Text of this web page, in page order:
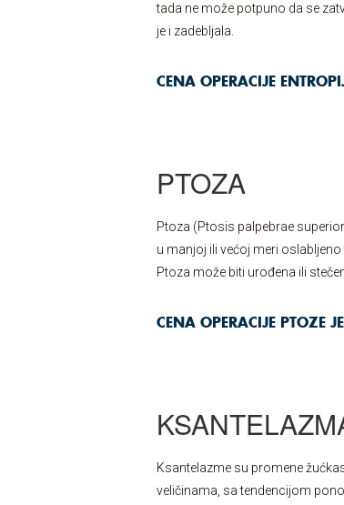
tada ne može potpuno da se
je i zadebljala.
CENA OPERACIJE
PTOZA
Ptoza (Ptosis palpebrae
u manjoj ili većoj meri
Ptoza može biti urođena ili
CENA OPERACIJE PTOZE
Ksantelazme su promene
veličinama, sa tendencijom